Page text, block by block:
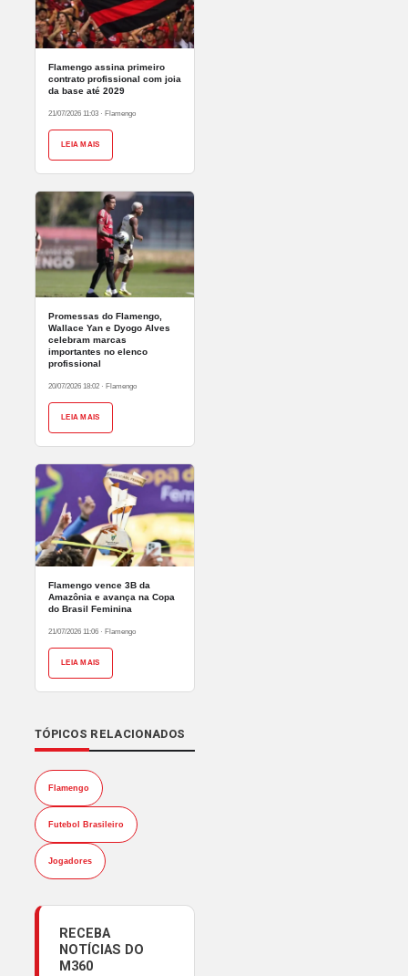
Flamengo assina primeiro
contrato profissional com joia
da base até 2029
21/07/2026 11:03 · Flamengo
LEIA MAIS
Promessas do Flamengo,
Wallace Yan e Dyogo Alves
celebram marcas
importantes no elenco
profissional
20/07/2026 18:02 · Flamengo
LEIA MAIS
Flamengo vence 3B da
Amazônia e avança na Copa
do Brasil Feminina
21/07/2026 11:06 · Flamengo
LEIA MAIS
TÓPICOS RELACIONADOS
Flamengo
Futebol Brasileiro
Jogadores
RECEBA
NOTÍCIAS DO
M360